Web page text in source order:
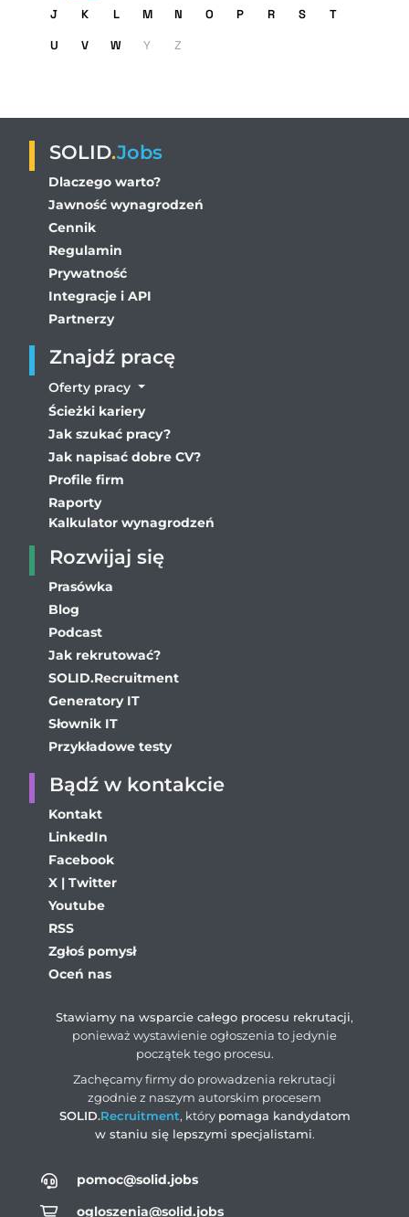
J
K L M N O P R S
T
U
V W Y Z
pomoc@solid.jobs
ogloszenia@solid.jobs
SOLID.Jobs
Dlaczego warto?
Jawność wynagrodzeń
Cennik
Regulamin
Prywatność
Integracje i API
Partnerzy
Znajdź pracę
Oferty pracy
Ścieżki kariery
Jak szukać pracy?
Jak napisać dobre CV?
Profile firm
Raporty
Kalkulator wynagrodzeń
Rozwijaj się
Prasówka
Blog
Podcast
Jak rekrutować?
SOLID.Recruitment
Generatory IT
Słownik IT
Przykładowe testy
Bądź w kontakcie
Kontakt
LinkedIn
Facebook
X | Twitter
Youtube
RSS
Zgłoś pomysł
Oceń nas
Stawiamy na wsparcie całego procesu rekrutacji,
ponieważ wystawienie ogłoszenia to jedynie
początek tego procesu.
Zachęcamy firmy do prowadzenia rekrutacji
zgodnie z naszym autorskim procesem
SOLID.Recruitment, który pomaga kandydatom
w staniu się lepszymi specjalistami.